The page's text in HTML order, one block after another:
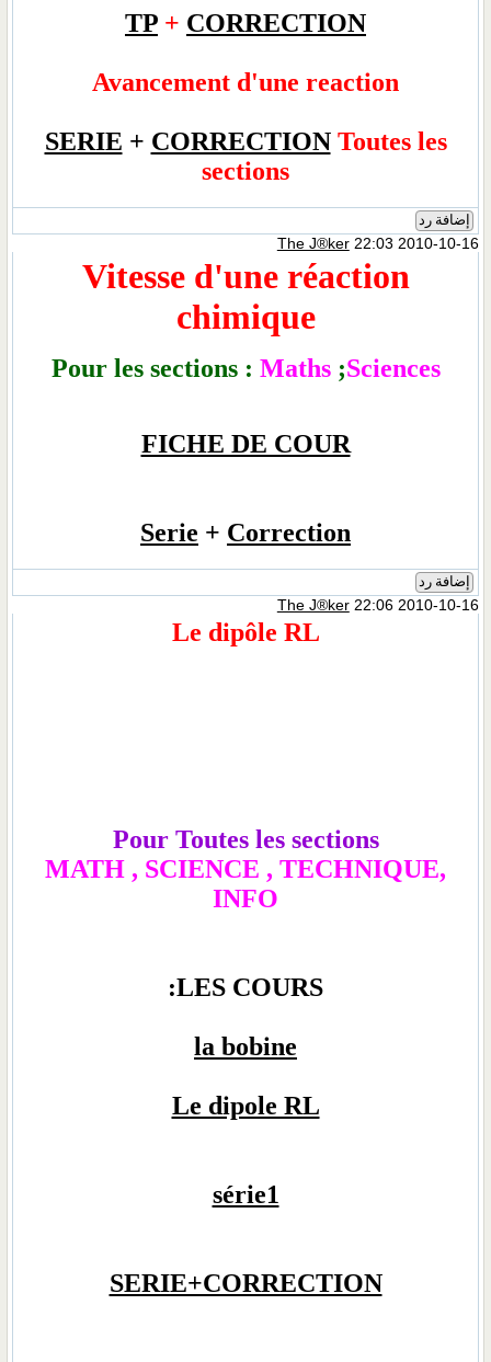
TP + CORRECTION
Avancement d'une reaction
SERIE + CORRECTION Toutes les
sections
إضافة رد
The J®ker22:03 2010-10-16
Vitesse d'une réaction
chimique
Pour les sections : Maths;Sciences
FICHE DE COUR
Serie + Correction
إضافة رد
The J®ker22:06 2010-10-16
Le dipôle RL
Pour Toutes les sections
MATH , SCIENCE , TECHNIQUE,
INFO
LES COURS:
la bobine
Le dipole RL
série1
SERIE+CORRECTION